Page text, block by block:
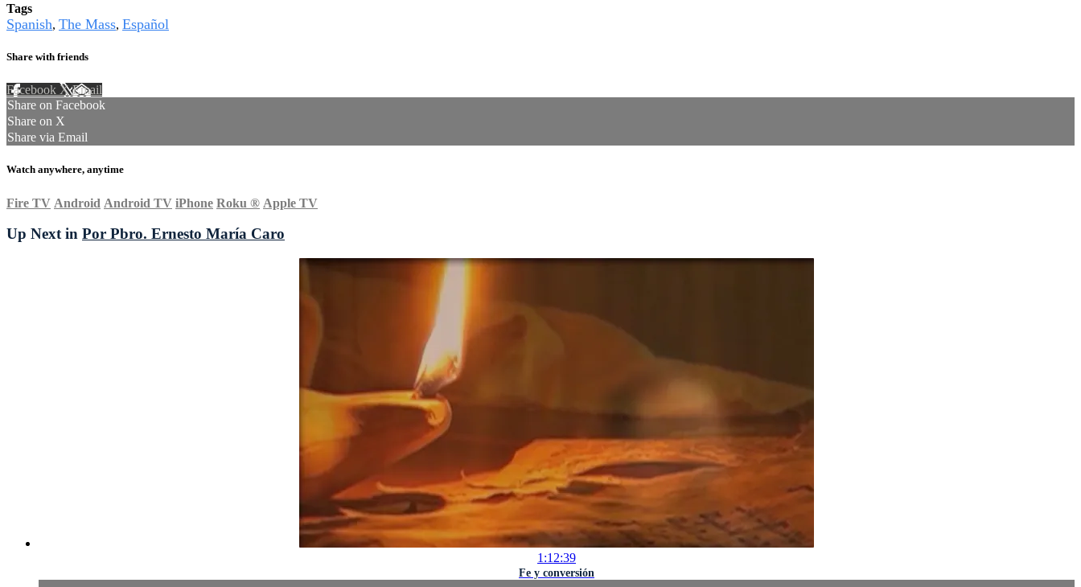
Tags
Spanish, The Mass, Español
Share with friends
Facebook XEmail
Share on Facebook
Share on X
Share via Email
Watch anywhere, anytime
Fire TV Android Android TV iPhone Roku ® Apple TV
Up Next in Por Pbro. Ernesto María Caro
1:12:39
Fe y conversión